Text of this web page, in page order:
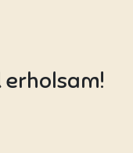
erholsam!